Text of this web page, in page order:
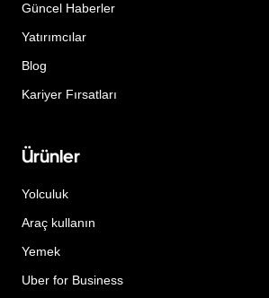
Güncel Haberler
Yatırımcılar
Blog
Kariyer Fırsatları
Ürünler
Yolculuk
Araç kullanın
Yemek
Uber for Business